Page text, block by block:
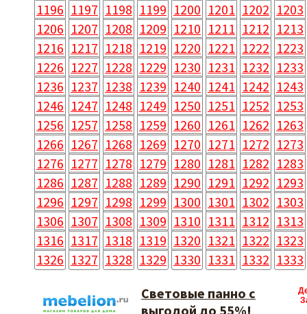
1196 1197 1198 1199 1200 1201 1202 1203
1206 1207 1208 1209 1210 1211 1212 1213
1216 1217 1218 1219 1220 1221 1222 1223
1226 1227 1228 1229 1230 1231 1232 1233
1236 1237 1238 1239 1240 1241 1242 1243
1246 1247 1248 1249 1250 1251 1252 1253
1256 1257 1258 1259 1260 1261 1262 1263
1266 1267 1268 1269 1270 1271 1272 1273
1276 1277 1278 1279 1280 1281 1282 1283
1286 1287 1288 1289 1290 1291 1292 1293
1296 1297 1298 1299 1300 1301 1302 1303
1306 1307 1308 1309 1310 1311 1312 1313
1316 1317 1318 1319 1320 1321 1322 1323
1326 1327 1328 1329 1330 1331 1332 1333
Световые панно с
выгодой до 55%!